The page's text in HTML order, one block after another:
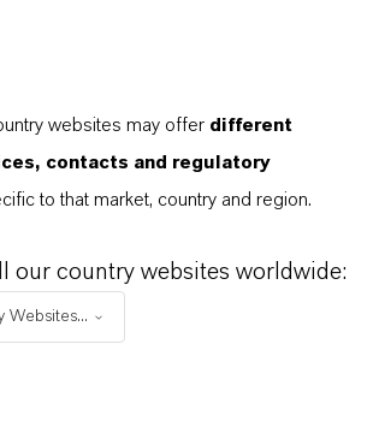
websites may offer different
contacts and regulatory
to that market, country and region.
our country websites worldwide:
Websites...